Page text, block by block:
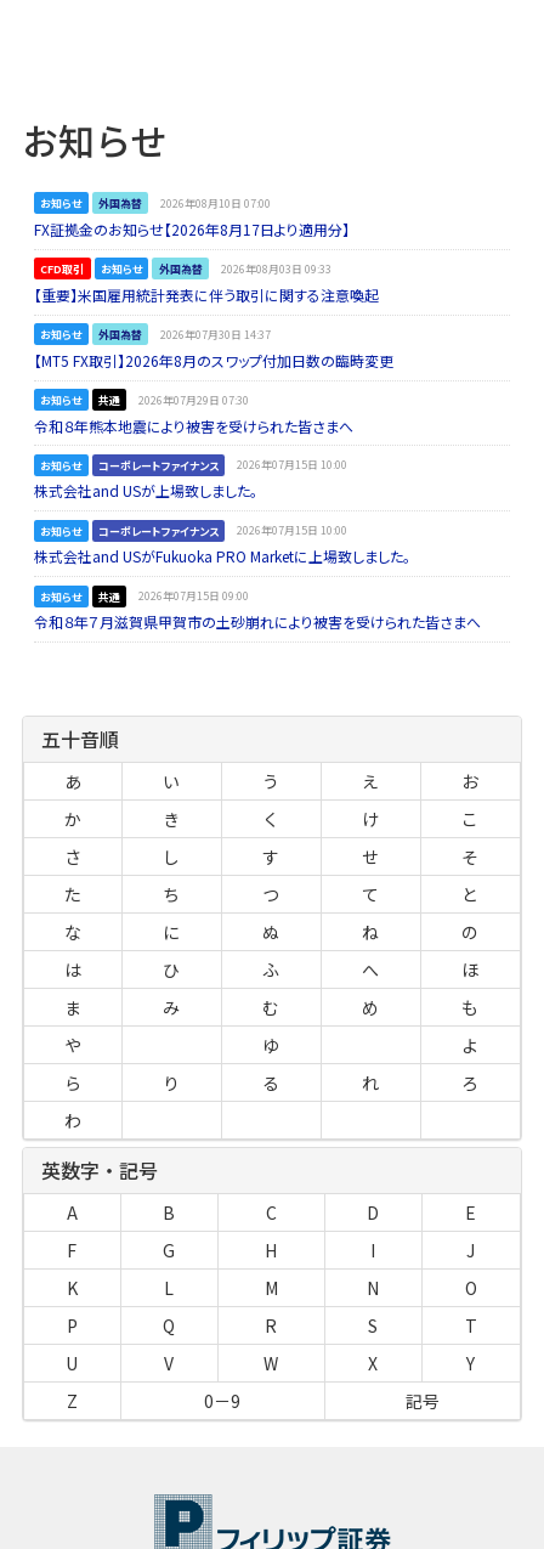
お知らせ
お知らせ 外国為替 2026年08月10日 07:00
FX証拠金のお知らせ【2026年8月17日より適用分】
CFD取引 お知らせ 外国為替 2026年08月03日 09:33
【重要】米国雇用統計発表に伴う取引に関する注意喚起
お知らせ 外国為替 2026年07月30日 14:37
【MT5 FX取引】2026年8月のスワップ付加日数の臨時変更
お知らせ 共通 2026年07月29日 07:30
令和８年熊本地震により被害を受けられた皆さまへ
お知らせ コーポレートファイナンス 2026年07月15日 10:00
株式会社and USが上場致しました。
お知らせ コーポレートファイナンス 2026年07月15日 10:00
株式会社and USがFukuoka PRO Marketに上場致しました。
お知らせ 共通 2026年07月15日 09:00
令和８年７月滋賀県甲賀市の土砂崩れにより被害を受けられた皆さまへ
五十音順
あ い う え
お
か
き く け
こ
さ
し す せ
そ
た
ち つ て
と
な
に ぬ ね
の
は
ひ ふ へ
ほ
ま
み む め
も
や
ゆ
よ
ら
り る れ
ろ
わ
英数字・記号
A B C D
E
F
G H I
J
K
L M N
O
P
Q R S
T
U
V W X
Y
Z
0－9 記号